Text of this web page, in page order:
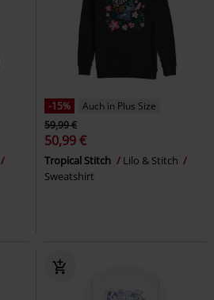
-15%
Auch in Plus Size
59,99 €
50,99 €
Tropical Stitch
Lilo & Stitch
Sweatshirt